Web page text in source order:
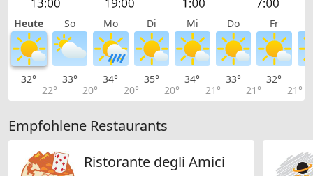
Heute So Mo Di Mi Do Fr
32°
22°
33°
20°
34°
20°
35°
20°
34°
21°
33°
21°
32°
21°
Empfohlene Restaurants
Ristorante degli Amici